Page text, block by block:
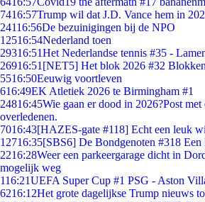
7416:57Trump wil dat J.D. Vance hem in
24116:56De bezuinigingen bij de NPO
12516:54Nederland toen
29316:51Het Nederlandse tennis #35 -
26916:51 [NET5] Het blok 2026 #32
5516:50Eeuwig voortleven
616:49EK Atletiek 2026 te Birmingham #1
24816:45Wie gaan er dood in 2026?Post
overledenen.
7016:43[HAZES-gate #118] Echt een leuk
12716:35[SBS6] De Bondgenoten #318
2216:28Weer een parkeergarage dicht in
mogelijk weg
116:21UEFA Super Cup #1 PSG - Aston
6216:12Het grote dagelijkse Trump nieuws